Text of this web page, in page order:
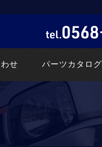
せ パーツカタログ